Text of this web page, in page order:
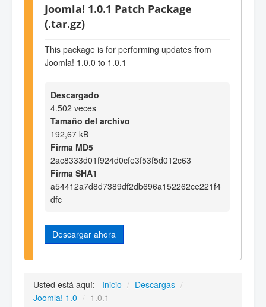
Joomla! 1.0.1 Patch Package
(.tar.gz)
This package is for performing updates from
Joomla! 1.0.0 to 1.0.1
Descargado
4.502 veces
Tamaño del archivo
192,67 kB
Firma MD5
2ac8333d01f924d0cfe3f53f5d012c63
Firma SHA1
a54412a7d8d7389df2db696a152262ce221f4
dfc
Descargar ahora
Usted está aquí: Inicio / Descargas /
Joomla! 1.0 / 1.0.1